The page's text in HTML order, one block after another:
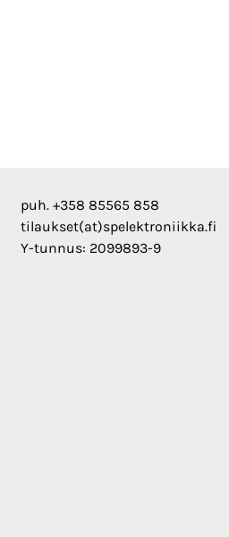
puh. +358 85565 858
tilaukset(at)spelektroniikka.fi
Y-tunnus: 2099893-9